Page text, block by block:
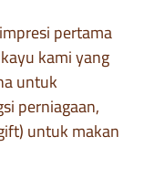
pertama
kami yang
untuk
perniagaan,
untuk makan